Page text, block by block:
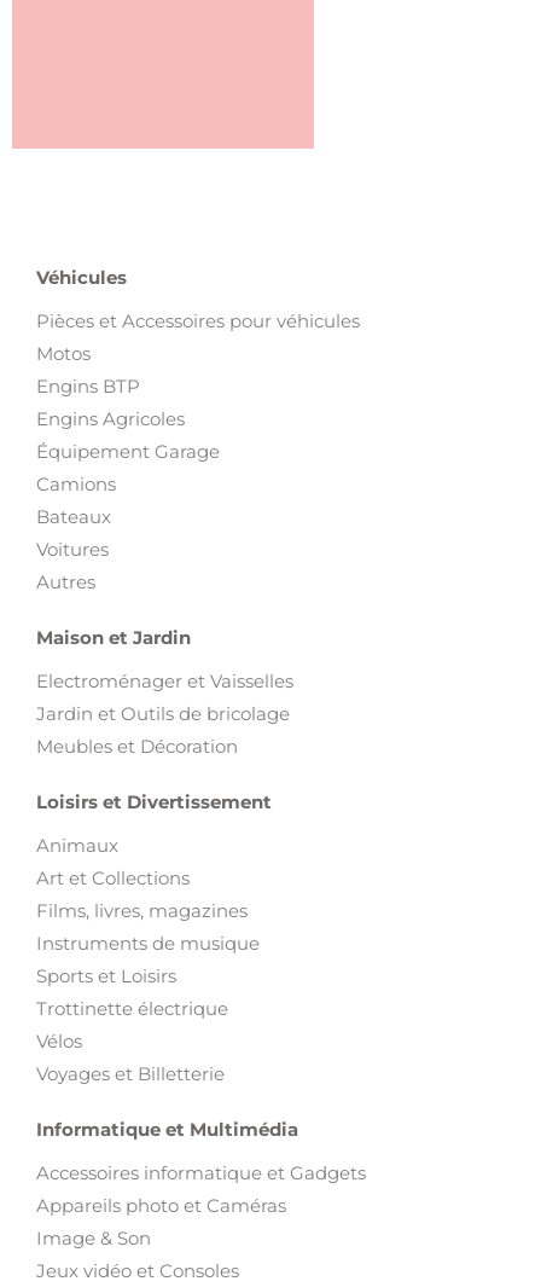
Véhicules
Pièces et Accessoires pour véhicules
Motos
Engins BTP
Engins Agricoles
Équipement Garage
Camions
Bateaux
Voitures
Autres
Maison et Jardin
Electroménager et Vaisselles
Jardin et Outils de bricolage
Meubles et Décoration
Loisirs et Divertissement
Animaux
Art et Collections
Films, livres, magazines
Instruments de musique
Sports et Loisirs
Trottinette électrique
Vélos
Voyages et Billetterie
Informatique et Multimédia
Accessoires informatique et Gadgets
Appareils photo et Caméras
Image & Son
Jeux vidéo et Consoles